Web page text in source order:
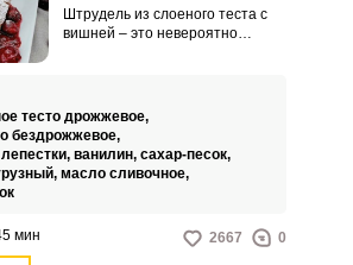
Штрудель из слоеного теста с
вишней – это невероятно
Десерт порадует сочетанием
нежного теста и сочной ягодной
начинки с приятной кислинкой.
тесто дрожжевое,
бездрожжевое,
ванилин, сахар-песок,
масло сливочное,
мин 2667 0